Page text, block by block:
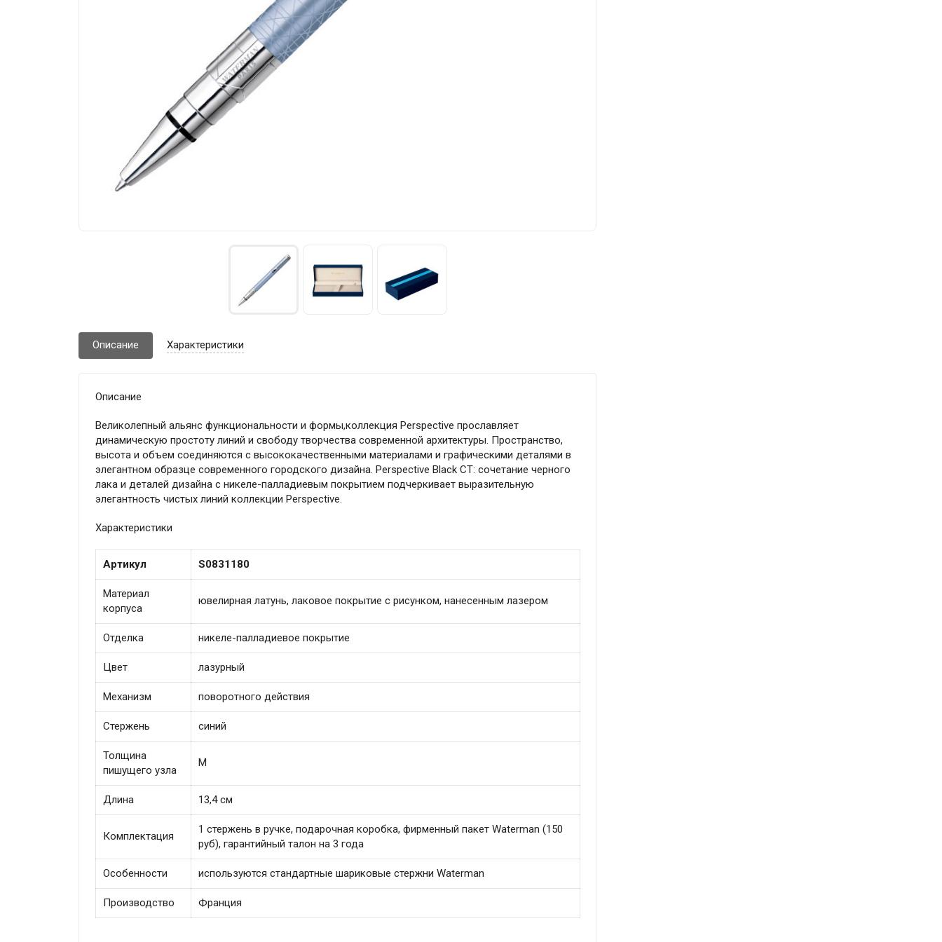
Описание Характеристики
Описание
Великолепный альянс функциональности и формы,коллекция Perspective прославляет
динамическую простоту линий и свободу творчества современной архитектуры. Пространство,
высота и объем соединяются с высококачественными материалами и графическими деталями в
элегантном образце современного городского дизайна. Perspective Black CT: сочетание черного
лака и деталей дизайна с никеле-палладиевым покрытием подчеркивает выразительную
элегантность чистых линий коллекции Perspective.
Характеристики
Артикул S0831180
Материал
корпуса
ювелирная латунь, лаковое покрытие с рисунком, нанесенным лазером
Отделка никеле-палладиевое покрытие
Цвет лазурный
Механизм поворотного действия
Стержень синий
Толщина
пишущего узла
M
Длина 13,4 см
Комплектация
1 стержень в ручке, подарочная коробка, фирменный пакет Waterman (150
руб), гарантийный талон на 3 года
Особенности используются стандартные шариковые стержни Waterman
Производство Франция